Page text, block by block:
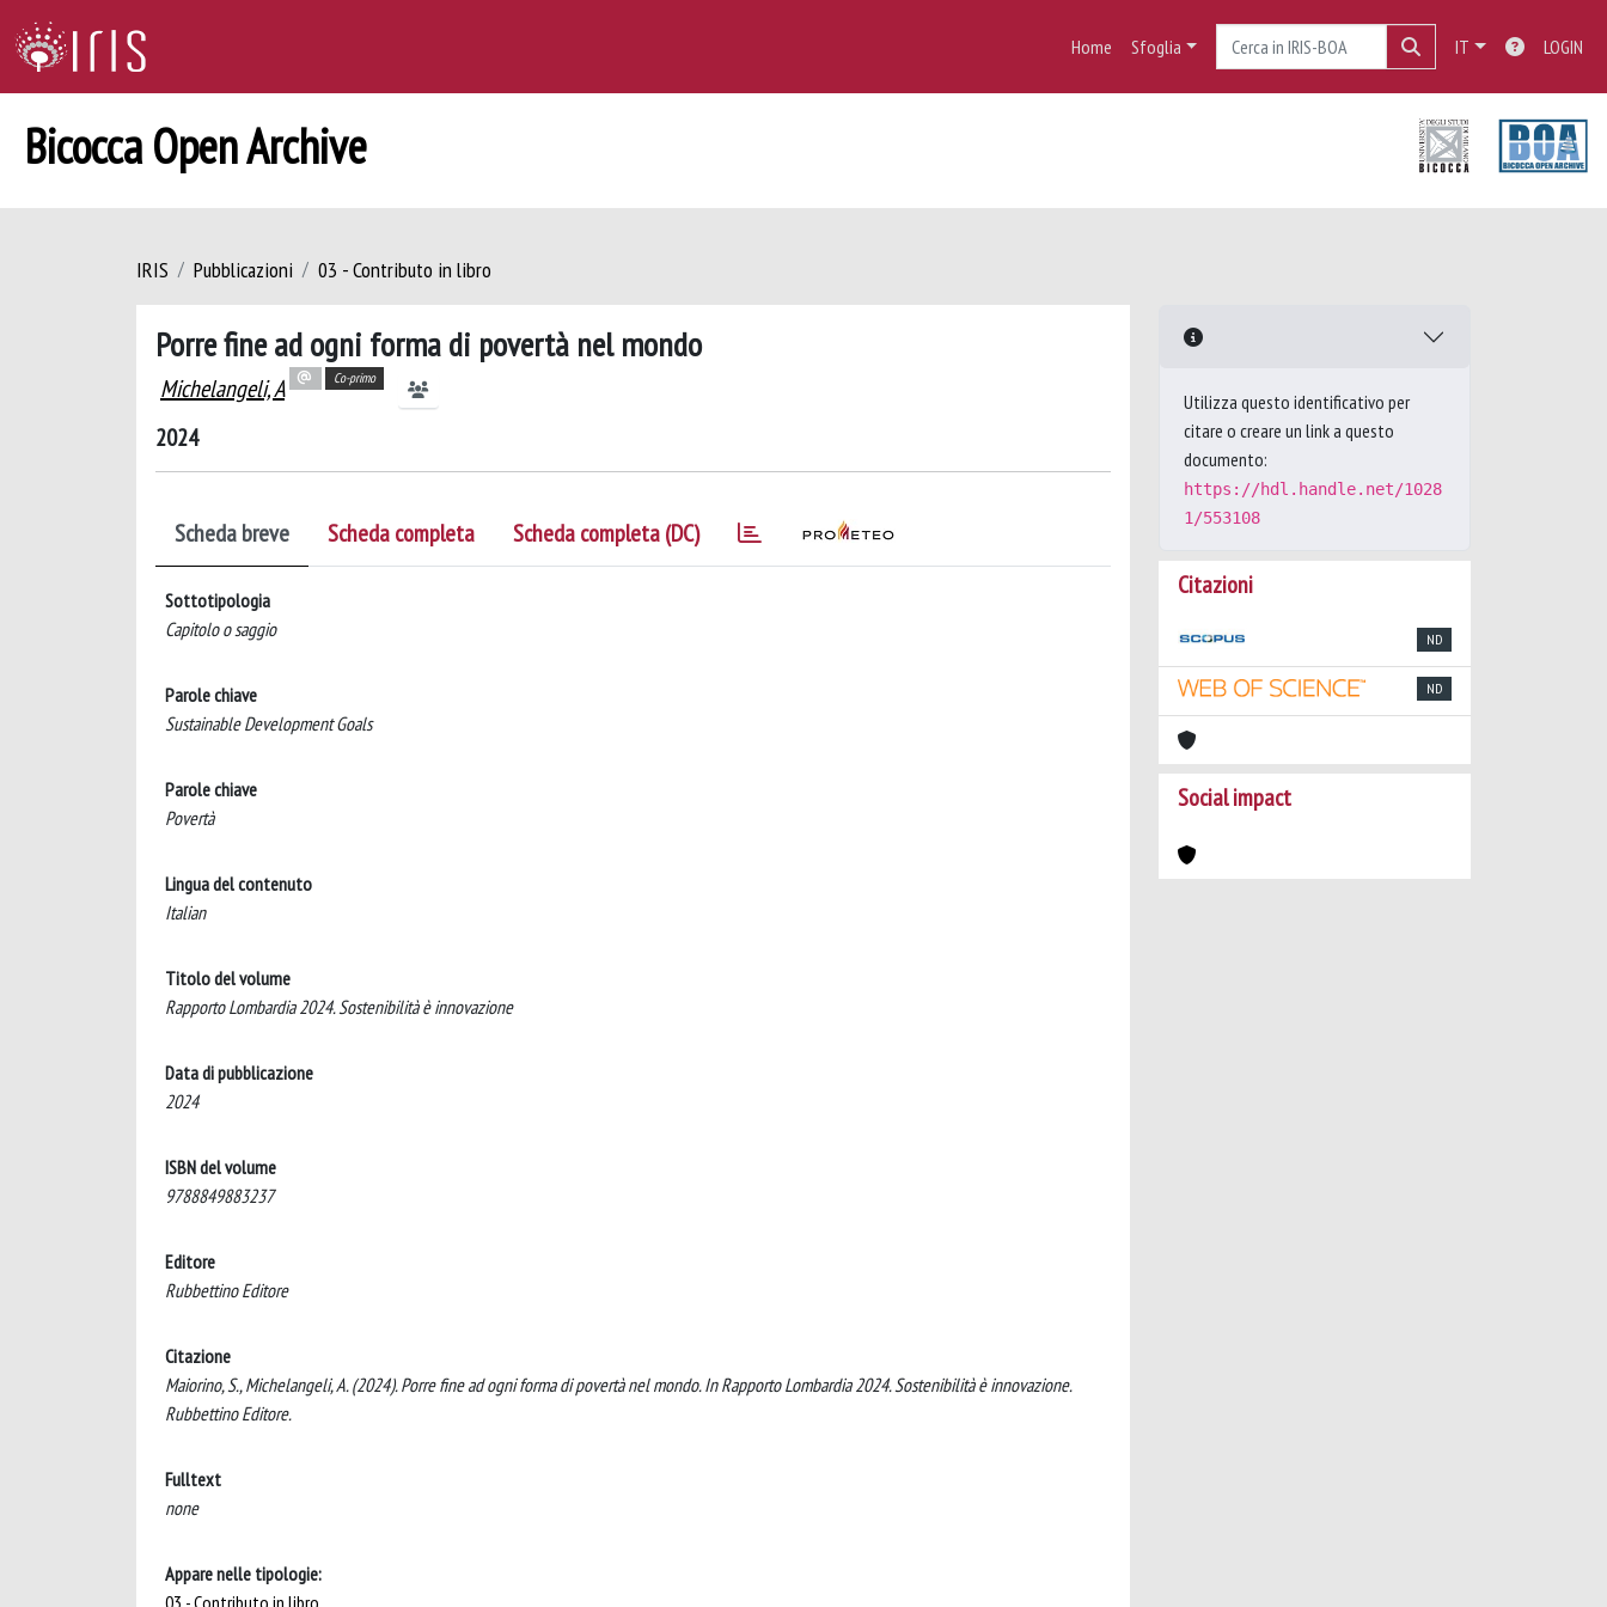
Home Sfoglia IT LOGIN
Bicocca Open Archive
IRIS Pubblicazioni 03 - Contributo in libro
Porre fine ad ogni forma di povertà nel mondo
Michelangeli, A Co-primo
2024
Scheda breve Scheda completa Scheda completa (DC)
Sottotipologia
Capitolo o saggio
Parole chiave
Sustainable Development Goals
Parole chiave
Povertà
Lingua del contenuto
Italian
Titolo del volume
Rapporto Lombardia 2024. Sostenibilità è innovazione
Data di pubblicazione
2024
ISBN del volume
9788849883237
Editore
Rubbettino Editore
Citazione
Maiorino, S., Michelangeli, A. (2024). Porre fine ad ogni forma di povertà nel mondo. In Rapporto Lombardia 2024. Sostenibilità è innovazione.
Rubbettino Editore.
Fulltext
none
Appare nelle tipologie:
03 - Contributo in libro
Utilizza questo identificativo per
citare o creare un link a questo
documento:
https://hdl.handle.net/1028
1/553108
Citazioni
ND
ND
Social impact